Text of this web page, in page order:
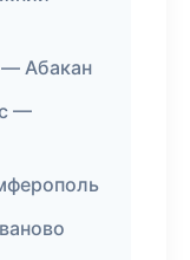
— Абакан
—